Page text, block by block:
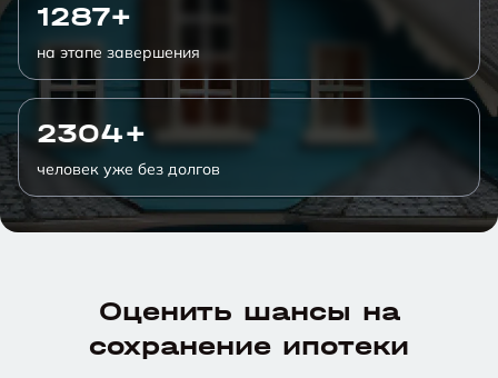
1287+
на этапе завершения
2304+
человек уже без долгов
Оценить шансы на
сохранение ипотеки